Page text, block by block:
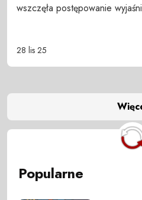
wszczęła postępowanie
28 lis 25
Popularne